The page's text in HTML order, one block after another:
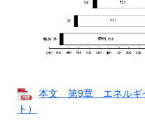
本文 第9章 エネルギ
ト）